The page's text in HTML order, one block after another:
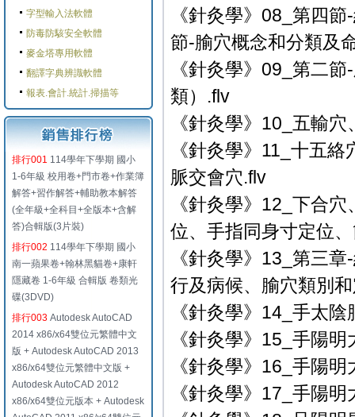
字型輸入法軟體
防毒防駭安全軟體
麥金塔專用軟體
翻譯字典辨識軟體
報表.會計.統計.掃描等
排行001 114學年下學期 國小
1-6年級 校用卷+門市卷+作業簿
解答+習作解答+輔助教本解答
(全年級+全科目+全版本+含解
答)合輯版(3片裝)
排行002 114學年下學期 國小
南一蘋果卷+翰林黑貓卷+康軒
隱藏卷 1-6年級 合輯版 卷類光
碟(3DVD)
排行003 Autodesk AutoCAD
2014 x86/x64雙位元繁體中文
版 + Autodesk AutoCAD 2013
x86/x64雙位元繁體中文版 +
Autodesk AutoCAD 2012
x86/x64雙位元版本 + Autodesk
《針灸學》08_第四
節-腧穴概念和分類及
《針灸學》09_第二
類）.flv
《針灸學》10_五輸
《針灸學》11_十五
脈交會穴.flv
《針灸學》12_下合
位、手指同身寸定位
《針灸學》13_第三
行及病候、腧穴類別
《針灸學》14_手太
《針灸學》15_手陽
《針灸學》16_手陽
《針灸學》17_手陽